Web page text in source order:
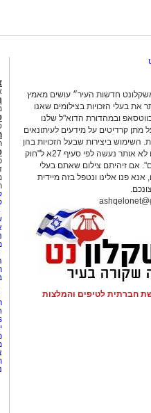
חדשות העיר״ עושים מאמץ
את בעלי הזכויות בצילומים שאנו
ובמהדורת הדוא"ל שלנו
מתן קרדיטים על מידעים לעיתונאים
השימוש ביצירות שבעל הזכויות בהן
אינו ידוע או לא אותר נעשה לפי סעיף 27א ל"חוק
אם זיהיתם צילום שאתם בעלי
אנא פנו אלינו ונטפל בזה מיידית
חברתית לטיפים והמלצות